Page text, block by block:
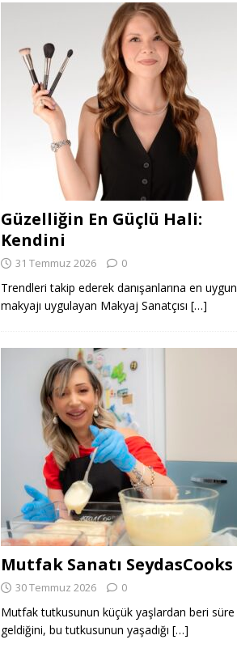
Güzelliğin En Güçlü Hali:
Kendini
31 Temmuz 2026 0
Trendleri takip ederek danışanlarına en uygun
makyajı uygulayan Makyaj Sanatçısı […]
Mutfak Sanatı SeydasCooks
30 Temmuz 2026 0
Mutfak tutkusunun küçük yaşlardan beri süre
geldiğini, bu tutkusunun yaşadığı […]